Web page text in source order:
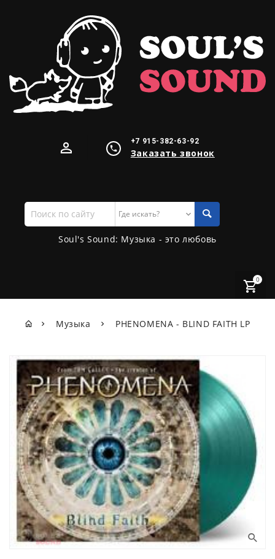
+7 915-382-63-92
Заказать звонок
Поиск
по
сайту
Soul's Sound: Музыка - это любовь
0
Музыка PHENOMENA - BLIND FAITH LP